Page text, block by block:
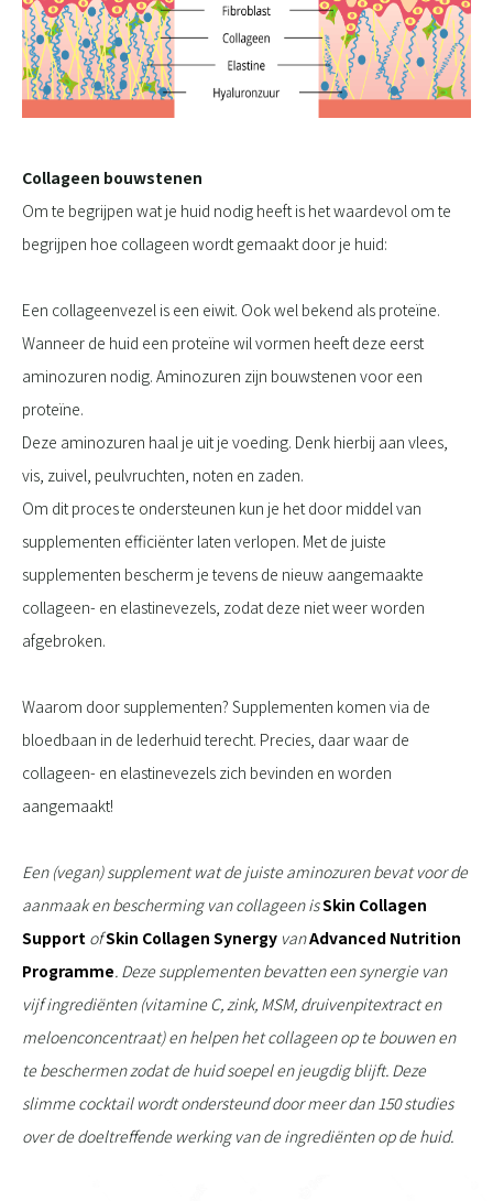
Collageen bouwstenen
Om te begrijpen wat je huid nodig heeft is het waardevol om te
begrijpen hoe collageen wordt gemaakt door je huid:
Een collageenvezel is een eiwit. Ook wel bekend als proteïne.
Wanneer de huid een proteïne wil vormen heeft deze eerst
aminozuren nodig. Aminozuren zijn bouwstenen voor een
proteïne.
Deze aminozuren haal je uit je voeding. Denk hierbij aan vlees,
vis, zuivel, peulvruchten, noten en zaden.
Om dit proces te ondersteunen kun je het door middel van
supplementen efficiënter laten verlopen. Met de juiste
supplementen bescherm je tevens de nieuw aangemaakte
collageen- en elastinevezels, zodat deze niet weer worden
afgebroken.
Waarom door supplementen? Supplementen komen via de
bloedbaan in de lederhuid terecht. Precies, daar waar de
collageen- en elastinevezels zich bevinden en worden
aangemaakt!
Een (vegan) supplement wat de juiste aminozuren bevat voor de
aanmaak en bescherming van collageen isSkin Collagen
Support ofSkin Collagen Synergy vanAdvanced Nutrition
Programme. Deze supplementen bevatten een synergie van
vijf ingrediënten (vitamine C, zink, MSM, druivenpitextract en
meloenconcentraat) en helpen het collageen op te bouwen en
te beschermen zodat de huid soepel en jeugdig blijft. Deze
slimme cocktail wordt ondersteund door meer dan 150 studies
over de doeltreffende werking van de ingrediënten op de huid.